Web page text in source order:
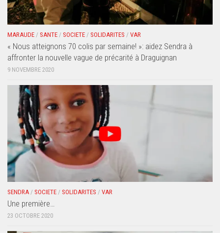
MARAUDE / SANTE / SOCIETE / SOLIDARITES / VAR
« Nous atteignons 70 colis par semaine! »: aidez Sendra à
affronter la nouvelle vague de précarité à Draguignan
9 NOVEMBRE 2020
SENDRA / SOCIETE / SOLIDARITES / VAR
Une première…
23 OCTOBRE 2020